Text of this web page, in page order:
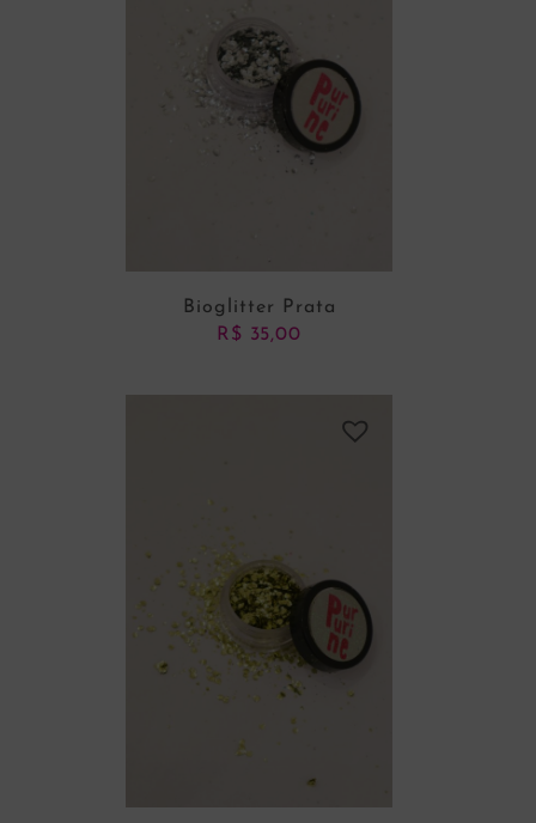
Bioglitter Prata
R$ 35,00